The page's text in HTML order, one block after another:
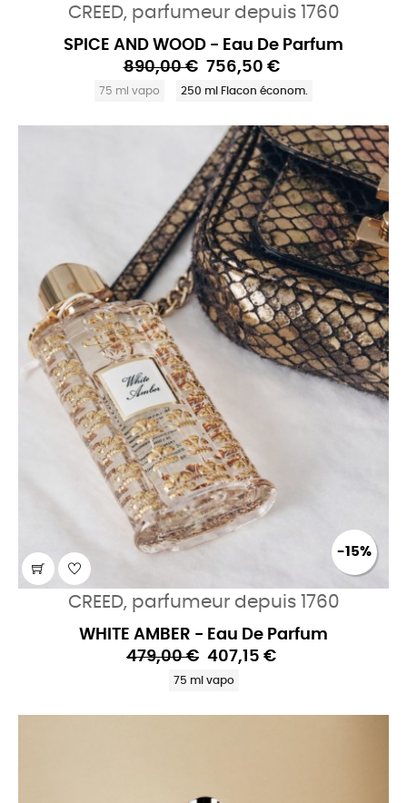
CREED, parfumeur depuis 1760
SPICE AND WOOD - Eau De Parfum
890,00 € 756,50 €
75 ml vapo 250 ml Flacon économ.
-15%
CREED, parfumeur depuis 1760
WHITE AMBER - Eau De Parfum
479,00 € 407,15 €
75 ml vapo